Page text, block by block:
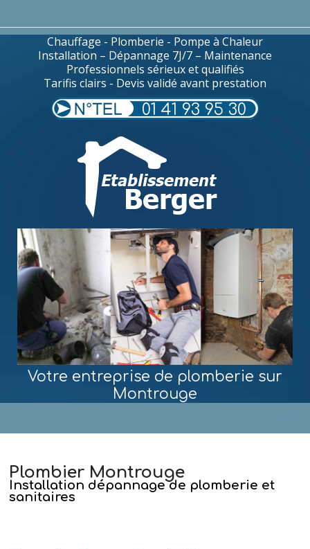
Chauffage - Plomberie - Pompe à Chaleur
Installation – Dépannage 7J/7 – Maintenance
Professionnels sérieux et qualifiés
Tarifis clairs - Devis validé avant prestation
01 41 93 95 30
Votre entreprise de plomberie sur
Montrouge
Plombier Montrouge
Installation dépannage de plomberie et
sanitaires